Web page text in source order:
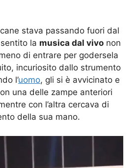
stava passando fuori dal
la musica dal vivo non
di entrare per godersela
incuriosito dallo strumento
l’uomo, gli si è avvicinato e
una delle zampe anteriori
con l’altra cercava di
della sua mano.